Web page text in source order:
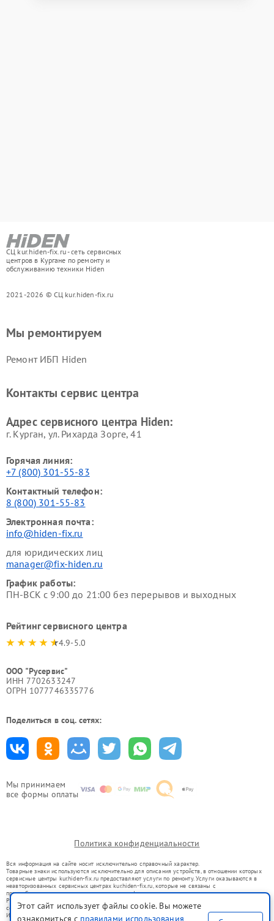
СЦ kur.hiden-fix.ru - сеть сервисных
центров в Кургане по ремонту и
обслуживанию техники Hiden
2021-2026 © СЦ kur.hiden-fix.ru
Мы принимаем
все формы оплаты
Мы ремонтируем
Ремонт ИБП Hiden
Контакты сервис центра
Адрес сервисного центра Hiden:
г. Курган, ул. Рихарда Зорге, 41
Горячая линия:
+7 (800) 301-55-83
Контактный телефон:
8 (800) 301-55-83
Электронная почта:
info@hiden-fix.ru
для юридических лиц
manager@fix-hiden.ru
График работы:
ПН-ВСК с 9:00 до 21:00 без перерывов и выходных
Рейтинг сервисного центра
4.9-5.0
ООО "Русервис"
ИНН 7702633247
ОГРН 1077746335776
Поделиться в соц. сетях:
Политика конфиденциальности
Вся информация на сайте носит исключительно справочный характер.
Товарные знаки используются исключительно для описания устройств, в отношении которых
сервисные центры kur.hiden-fix.ru предоставляют услуги по ремонту. Услуги оказываются в
неавторизованных сервисных центрах kur.hiden-fix.ru, которые не связаны с
правообладателями товарных знаков или их официальными представителями.
Ремонт осуществляется для устройств, уже введенных в гражданский оборот в соответствии
со статьей 1487 ГК РФ.
Использование товарных знаков не преследует цели индивидуализации услуг или введения
Этот сайт использует файлы cookie. Вы можете
ознакомиться с правилами использования